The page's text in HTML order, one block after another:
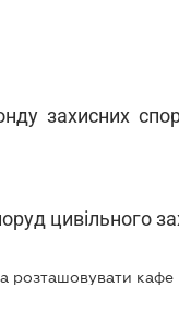
захисних
цивільного
розташовувати кафе